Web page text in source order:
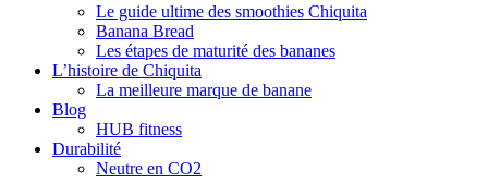
Le guide ultime des smoothies Chiquita
Banana Bread
Les étapes de maturité des bananes
L’histoire de Chiquita
La meilleure marque de banane
Blog
HUB fitness
Durabilité
Neutre en CO2